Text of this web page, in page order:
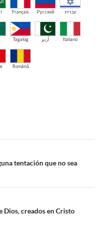
Français Русский עברית
Tagalog اُردو Italiano
Română
tentación que no sea
Dios, creados en Cristo